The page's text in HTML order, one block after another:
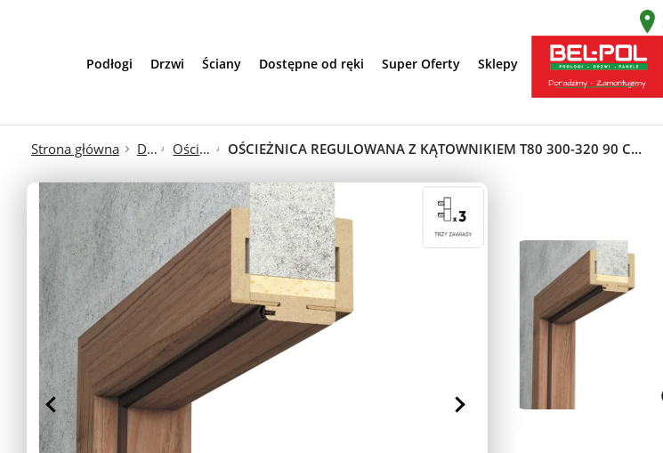
Podłogi Drzwi Ściany Dostępne od ręki Super Oferty Sklepy
Strona główna Drzwi Ościeżnice OŚCIEŻNICA REGULOWANA Z KĄTOWNIKIEM T80 300-320 90 CM LEWA PRZYLGOWA, 5901316119903